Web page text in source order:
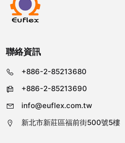
聯絡資訊
+886-2-85213680
+886-2-85213690
info@euflex.com.tw
新北市新莊區福前街500號5樓